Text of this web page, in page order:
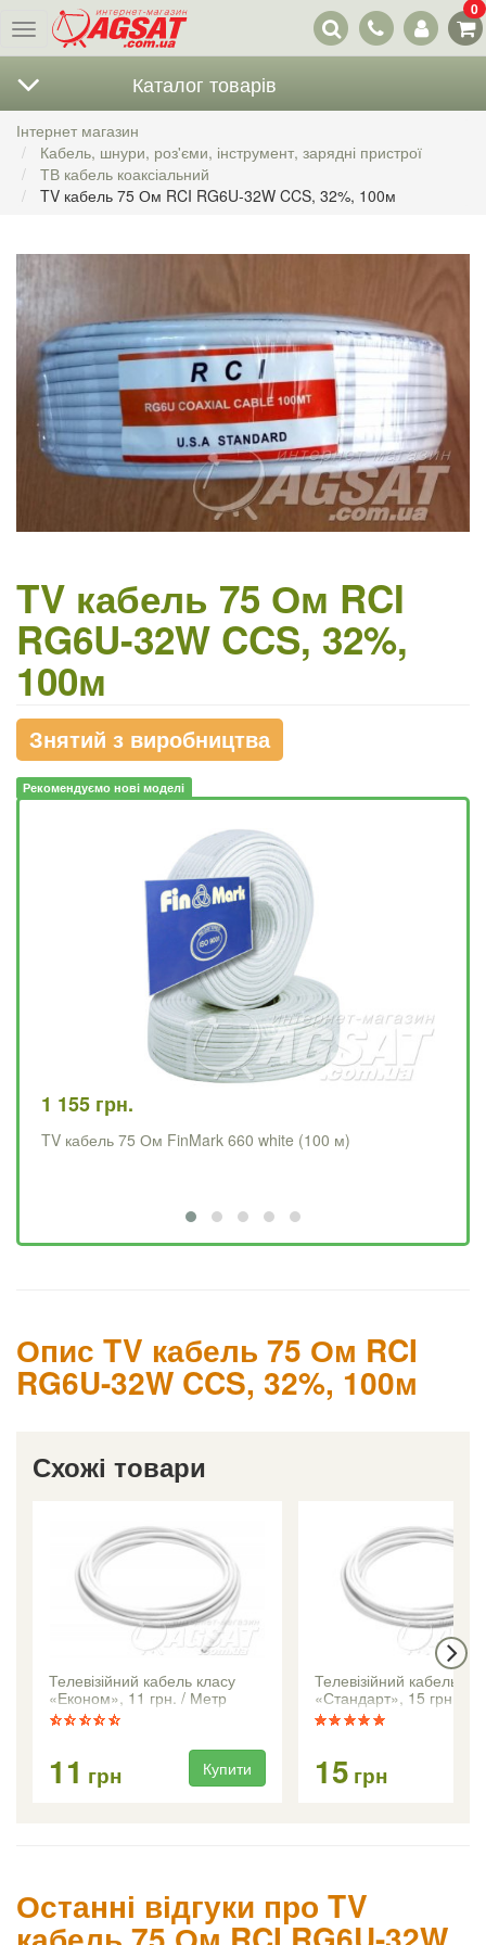
Меню
Наші
контакти
0
Каталог товарів
Інтернет магазин
Кабель, шнури, роз'єми, інструмент, зарядні пристрої
ТВ кабель коаксіальний
TV кабель 75 Ом RCI RG6U-32W CCS, 32%, 100м
TV кабель 75 Ом RCI
RG6U-32W CCS, 32%,
100м
Знятий з виробництва
Рекомендуємо нові моделі
1 155 грн.
TV кабель 75 Ом FinMark 660 white (100 м)
Опис TV кабель 75 Ом RCI
RG6U-32W CCS, 32%, 100м
Схожі товари
Телевізійний кабель класу
«Економ», 11 грн. / Метр
11 грн Купити
Телевізійний кабель
«Стандарт», 15 грн. /
15 грн
Останні відгуки про TV